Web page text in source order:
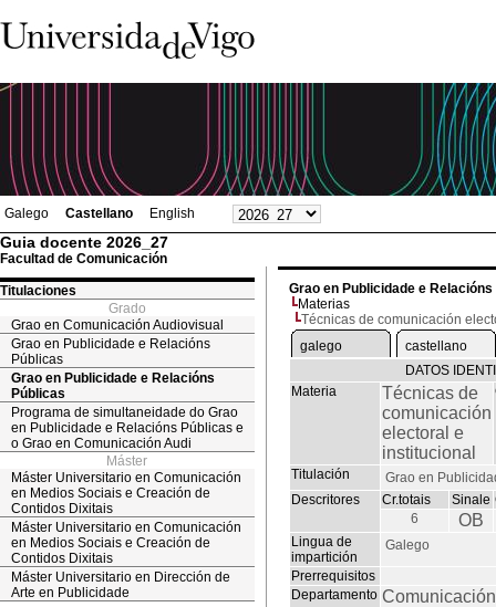
Galego Castellano English
Guia docente 2026_27
Facultad de Comunicación
Titulaciones
Grado
Grao en Comunicación Audiovisual
Grao en Publicidade e Relacións
Públicas
Grao en Publicidade e Relacións
Públicas
Programa de simultaneidade do Grao
en Publicidade e Relacións Públicas e
o Grao en Comunicación Audi
Máster
Máster Universitario en Comunicación
en Medios Sociais e Creación de
Contidos Dixitais
Máster Universitario en Comunicación
en Medios Sociais e Creación de
Contidos Dixitais
Máster Universitario en Dirección de
Arte en Publicidade
Grao en Publicidade e
Materias
Técnicas de comunicación
galego
castellano
DATOS
Materia
Técnicas de
comunicación
electoral e
institucional
Titulación
Grao en
Descritores
Cr.totais Sinale
6
OB
Lingua de
impartición
Galego
Prerrequisitos
Departamento